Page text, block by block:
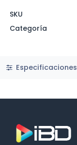
SKU
Categoría
Especificaciones